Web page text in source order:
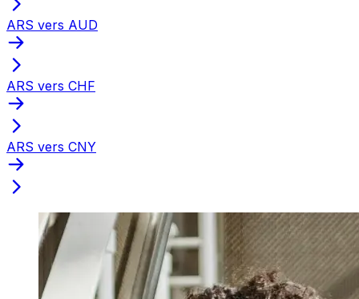
ARS vers AUD
ARS vers CHF
ARS vers CNY